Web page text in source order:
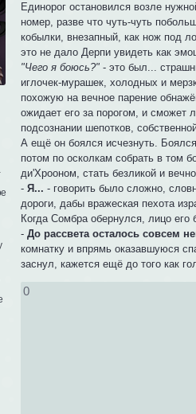
Единорог остановился возле
номер, разве что чуть-чуть
кобылки, внезапный, как нож под
это не дало Дерпи увидеть как
"Чего я боюсь?" - это был...
иглочек-мурашек, холодных и
похожую на вечное парение
ожидает его за порогом, и сможет
подсознании шепотков,
А ещё он боялся исчезнуть.
потом по осколкам собрать в том
ди'Хрооном, стать безликой и
-Я... - говорить было сложно,
дороги, дабы вражеская пехота
Когда Сомбра обернулся, лицо
-До рассвета осталось совсем
комнатку и впрямь оказавшуюся
заснул, кажется ещё до того как
0